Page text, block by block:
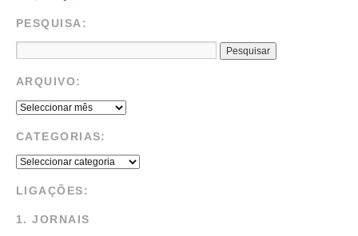
PESQUISA:
ARQUIVO:
CATEGORIAS:
LIGAÇÕES:
1. JORNAIS